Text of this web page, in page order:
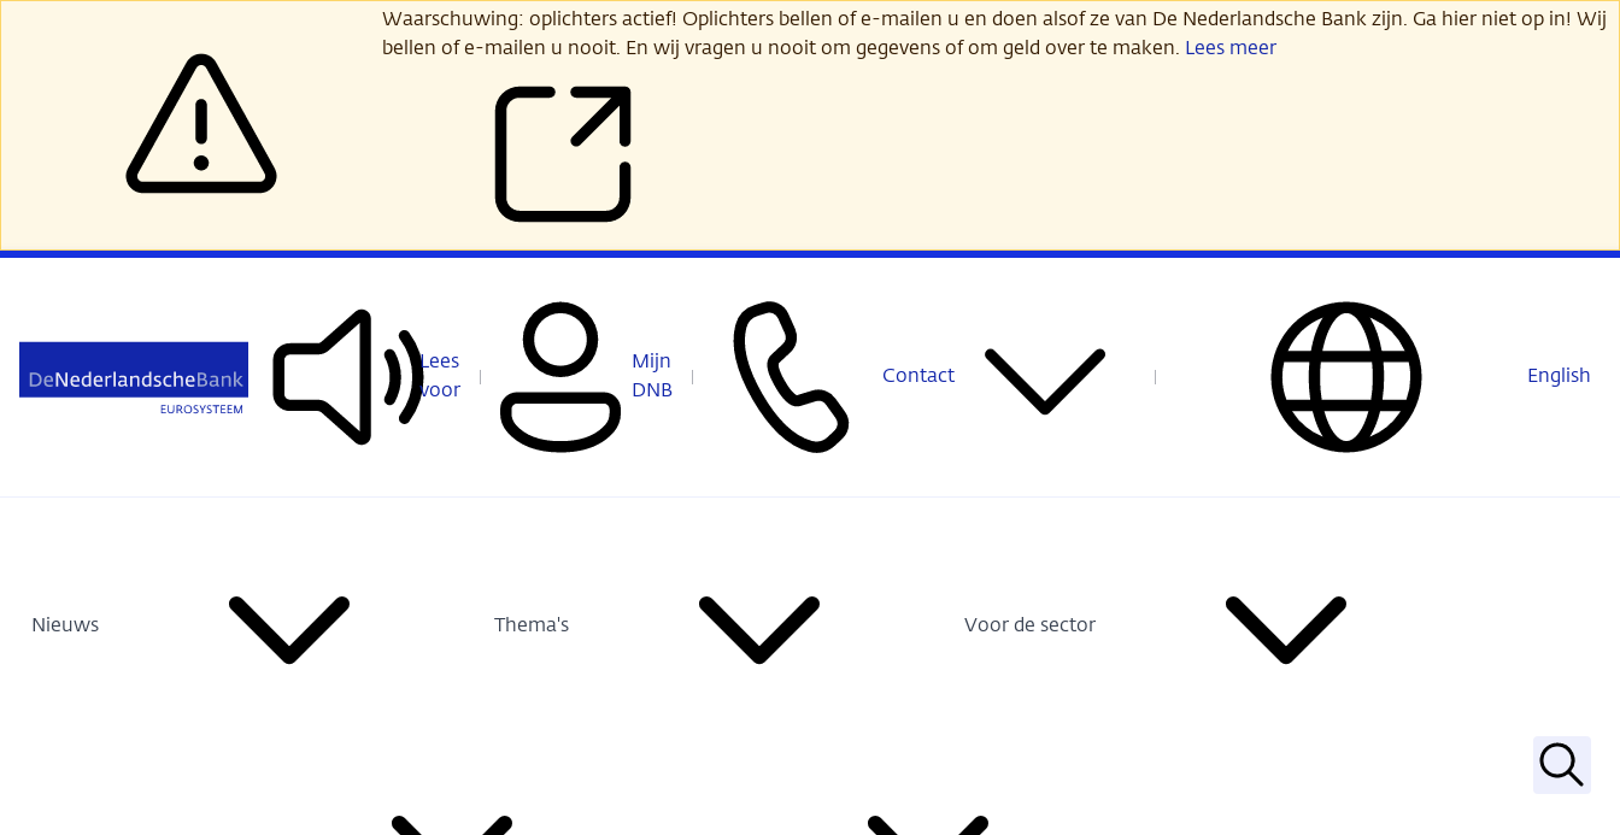
Waarschuwing: oplichters actief! Oplichters bellen of e-mailen u en doen alsof ze van De Nederlandsche Bank zijn. Ga hier niet op in! Wij
bellen of e-mailen u nooit. En wij vragen u nooit om gegevens of om geld over te maken. Lees meer
Lees
voor
Mijn
DNB
Contact English
Nieuws Thema's Voor de sector
Zoek